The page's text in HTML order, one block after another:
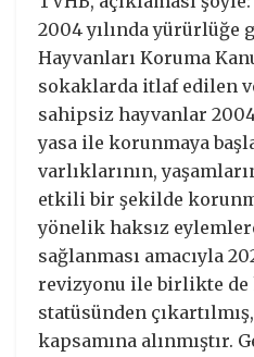
2004 yılında yürürlüğe
Hayvanları Koruma
sokaklarda itlaf edilen
sahipsiz hayvanlar
yasa ile korunmaya
varlıklarının,
etkili bir şekilde
yönelik haksız
sağlanması amacıyla
revizyonu ile birlikte de
statüsünden
kapsamına alınmıştır.